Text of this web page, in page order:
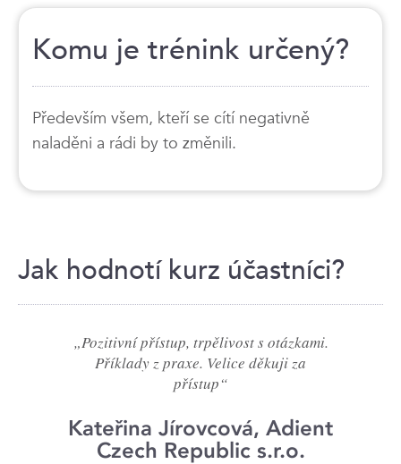
Komu je trénink určený?
Především všem, kteří se cítí negativně
naladěni a rádi by to změnili.
Jak hodnotí kurz účastníci?
„Pozitivní přístup, trpělivost s otázkami.
Příklady z praxe. Velice děkuji za
přístup“
Kateřina Jírovcová, Adient
Czech Republic s.r.o.